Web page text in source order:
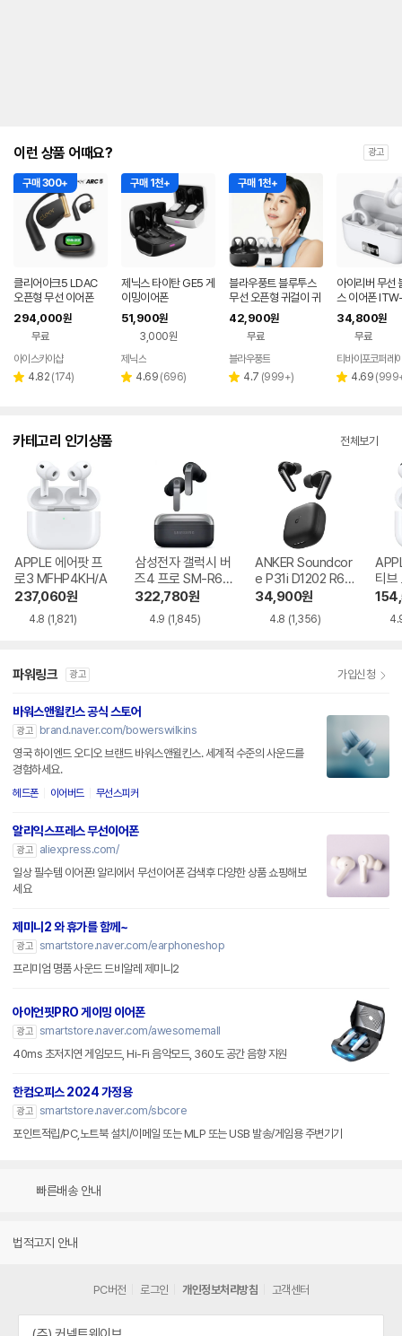
이런 상품 어때요? 광고
구매 300+
클리어아크5 LDAC
오픈형 무선 이어폰
294,000원
무료
페이
아이스카이샵
별 4.82 리
(174)
구매 1천+
제닉스 타이탄 GE5 게
이밍이어폰
51,900원
3,000원
페이
제닉스
별 4.69 리
(696)
구매 1천+
블라우풍트 블루투스
무선 오픈형 귀걸이 귀
찌형 이어폰 귀걸이형
이어클립 러닝 귀찌이
어폰
42,900원
무료
페이
블라우풍트
별 4.7 리
(999+)
아이리버 무선
스 이어폰
픈형 러닝 자전
용 초경량 이어
어폰 화이트
34,800원
무료
티바이포코퍼레
별 4.69 리
(
카테고리 인기상품 전체보기
APPLE 에어팟 프
로3 MFHP4KH/A
237,060원
4.8 (1,821)
삼성전자 갤럭시 버
즈4 프로 SM-R64
0
322,780원
4.9 (1,845)
ANKER Soundcor
e P31i D1202 R60
i NC
34,900원
4.8 (1,356)
티브
파워링크 광고 가입신청
바워스앤윌킨스 공식 스토어
광고
brand.naver.com/bowerswilkins
영국 하이엔드 오디오 브랜드 바워스앤윌킨스. 세계적 수준의 사운드를
경험하세요.
헤드폰 이어버드 무선스피커
알리익스프레스 무선이어폰
광고
aliexpress.com/
일상 필수템 이어폰! 알리에서 무선이어폰 검색후 다양한 상품 쇼핑해보
세요
제미니2 와 휴가를 함께~
광고 smartstore.naver.com/earphoneshop
프리미엄 명품 사운드 드비알레 제미니2
아이언핏PRO 게이밍 이어폰
광고 smartstore.naver.com/awesomemall
40ms 초저지연 게임모드, Hi-Fi 음악모드, 360도 공간 음향 지원
한컴오피스 2024 가정용
광고 smartstore.naver.com/sbcore
포인트적립/PC,노트북 설치/이메일 또는 MLP 또는 USB 발송/게임용 주변기기
빠른배송 안내
법적고지 안내
PC버전 로그인 개인정보처리방침 고객센터